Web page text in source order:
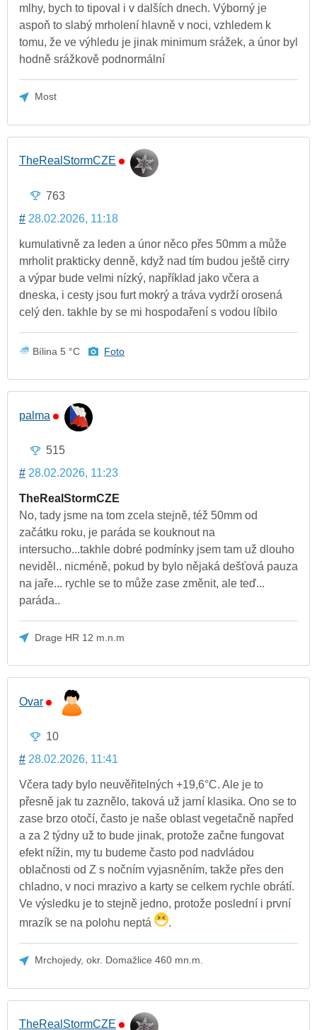
mlhy, bych to tipoval i v dalších dnech. Výborný je
aspoň to slabý mrholení hlavně v noci, vzhledem k
tomu, že ve výhledu je jinak minimum srážek, a únor byl
hodně srážkově podnormální
Most
TheRealStormCZE
763
# 28.02.2026, 11:18
kumulativně za leden a únor něco přes 50mm a může
mrholit prakticky denně, když nad tím budou ještě cirry
a výpar bude velmi nízký, například jako včera a
dneska, i cesty jsou furt mokrý a tráva vydrží orosená
celý den. takhle by se mi hospodaření s vodou líbilo
Bílina 5 °C Foto
palma
515
# 28.02.2026, 11:23
TheRealStormCZE
No, tady jsme na tom zcela stejně, též 50mm od
začátku roku, je paráda se kouknout na
intersucho...takhle dobré podmínky jsem tam už dlouho
neviděl.. nicméně, pokud by bylo nějaká dešťová pauza
na jaře... rychle se to může zase změnit, ale teď...
paráda..
Drage HR 12 m.n.m
Ovar
10
# 28.02.2026, 11:41
Včera tady bylo neuvěřitelných +19,6°C. Ale je to
přesně jak tu zaznělo, taková už jarní klasika. Ono se to
zase brzo otočí, často je naše oblast vegetačně napřed
a za 2 týdny už to bude jinak, protože začne fungovat
efekt nížin, my tu budeme často pod nadvládou
oblačnosti od Z s nočním vyjasněním, takže přes den
chladno, v noci mrazivo a karty se celkem rychle obrátí.
Ve výsledku je to stejně jedno, protože poslední i první
mrazík se na polohu neptá
.
Mrchojedy, okr. Domažlice 460 mn.m.
TheRealStormCZE